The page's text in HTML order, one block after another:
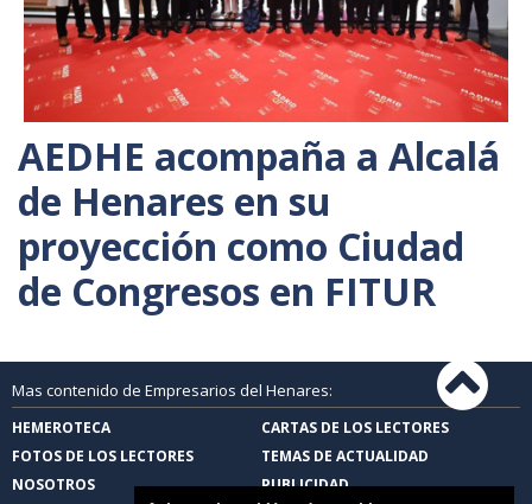
AEDHE acompaña a Alcalá
de Henares en su
proyección como Ciudad
de Congresos en FITUR
Mas contenido de Empresarios del Henares:
HEMEROTECA
CARTAS DE LOS LECTORES
FOTOS DE LOS LECTORES
TEMAS DE ACTUALIDAD
NOSOTROS
PUBLICIDAD